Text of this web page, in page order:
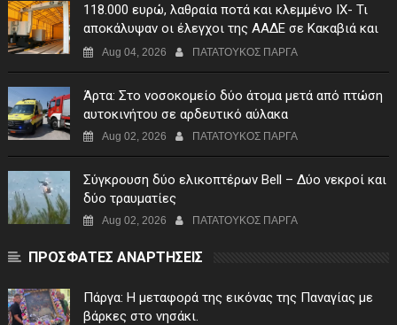
118.000 ευρώ, λαθραία ποτά και κλεμμένο ΙΧ- Τι
αποκάλυψαν οι έλεγχοι της ΑΑΔΕ σε Κακαβιά και
Μαυρομάτι
Aug 04, 2026 ΠΑΤΑΤΟΥΚΟΣ ΠΑΡΓΑ
Άρτα: Στο νοσοκομείο δύο άτομα μετά από πτώση
αυτοκινήτου σε αρδευτικό αύλακα
Aug 02, 2026 ΠΑΤΑΤΟΥΚΟΣ ΠΑΡΓΑ
Σύγκρουση δύο ελικοπτέρων Bell – Δύο νεκροί και
δύο τραυματίες
Aug 02, 2026 ΠΑΤΑΤΟΥΚΟΣ ΠΑΡΓΑ
ΠΡΟΣΦΑΤΕΣ ΑΝΑΡΤΗΣΕΙΣ
Πάργα: Η μεταφορά της εικόνας της Παναγίας με
βάρκες στο νησάκι.